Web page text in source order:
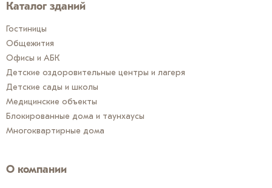
Каталог зданий
Гостиницы
Общежития
Офисы и АБК
Детские оздоровительные центры и лагеря
Детские сады и школы
Медицинские объекты
Блокированные дома и таунхаусы
Многоквартирные дома
О компании